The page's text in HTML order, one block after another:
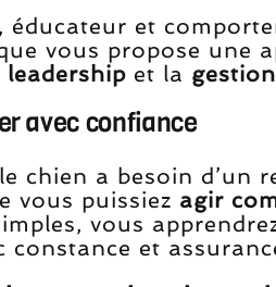
, éducateur et
vous propose une
leadership et la
avec confiance
chien a besoin d’un
vous puissiez agir
vous
et